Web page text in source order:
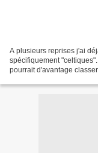
A plusieurs reprises j'ai
spécifiquement
pourrait d'avantage